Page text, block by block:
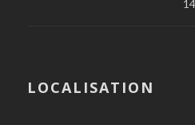
LOCALISATION